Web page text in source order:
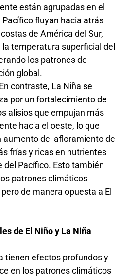
están agrupadas en el
Pacífico fluyan hacia atrás
de América del Sur,
temperatura superficial del
los patrones de
global.
contraste, La Niña se
por un fortalecimiento de
alisios que empujan más
hacia el oeste, lo que
aumento del afloramiento de
frías y ricas en nutrientes
del Pacífico. Esto también
patrones climáticos
de manera opuesta a El
de El Niño y La Niña
tienen efectos profundos y
en los patrones climáticos